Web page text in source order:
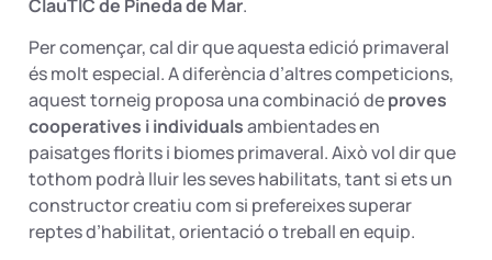
ClauTIC de Pineda de Mar.
Per començar, cal dir que aquesta edició primaveral
és molt especial. A diferència d’altres competicions,
aquest torneig proposa una combinació deproves
cooperatives i individualsambientades en
paisatges florits i biomes primaveral. Això vol dir que
tothom podrà lluir les seves habilitats, tant si ets un
constructor creatiu com si prefereixes superar
reptes d’habilitat, orientació o treball en equip.